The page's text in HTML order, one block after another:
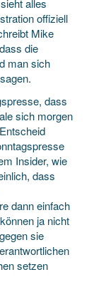
alles
offiziell
Mike
die
man sich
dass
sich morgen
Insider, wie
dass
dann einfach
ja nicht
sie
setzen